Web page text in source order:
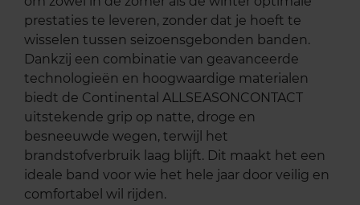
prestaties te leveren, zonder dat je hoeft te
wisselen tussen seizoensgebonden banden.
Dankzij een combinatie van geavanceerde
technologieën en hoogwaardige materialen
biedt de Continental ALLSEASONCONTACT
uitstekende grip op natte, droge en
besneeuwde wegen, terwijl het
brandstofverbruik laag blijft. Dit maakt het een
ideale band voor wie het hele jaar door veilig en
comfortabel wil rijden.